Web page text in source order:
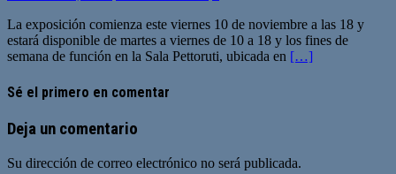
La exposición comienza este viernes 10 de noviembre a las 18 y
estará disponible de martes a viernes de 10 a 18 y los fines de
semana de función en la Sala Pettoruti, ubicada en […]
Sé el primero en comentar
Deja un comentario
Su dirección de correo electrónico no será publicada.